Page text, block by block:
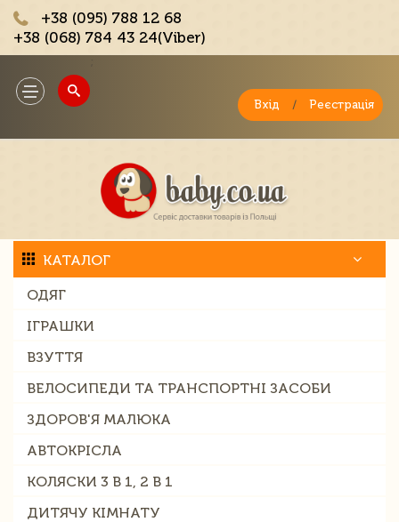
+38 (095) 788 12 68
+38 (068) 784 43 24(Viber)
Toggle
navigation
Вхід / Реєстрація
КАТАЛОГ
ОДЯГ
ІГРАШКИ
ВЗУТТЯ
ВЕЛОСИПЕДИ ТА ТРАНСПОРТНІ ЗАСОБИ
ЗДОРОВ'Я МАЛЮКА
АВТОКРІСЛА
КОЛЯСКИ 3 В 1, 2 В 1
ДИТЯЧУ КІМНАТУ